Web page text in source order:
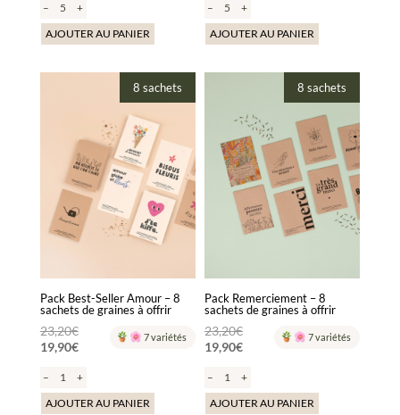
–
+
AJOUTER AU PANIER
–
+
AJOUTER AU PANIER
8 sachets
Pack Best-Seller Amour – 8
sachets de graines à offrir
23,20€Le
prix
23,20€.
19,90€
prix
actuel
7 variétés
–
+
AJOUTER AU PANIER
8 sachets
Pack Remerciement – 8
sachets de graines à offrir
23,20€Le
prix
23,20€.
19,90€
prix
actuel
7 variétés
–
+
AJOUTER AU PANIER